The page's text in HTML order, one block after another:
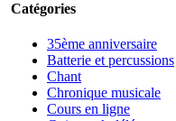
Catégories
35ème anniversaire
Batterie et percussions
Chant
Chronique musicale
Cours en ligne